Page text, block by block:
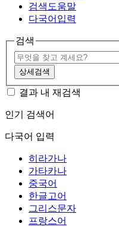
검색도움말
다국어입력
검색
상세검색
결과 내 재검색
인기 검색어
다국어 입력
히라가나
가타카나
중국어
한글고어
그리스문자
프랑스어